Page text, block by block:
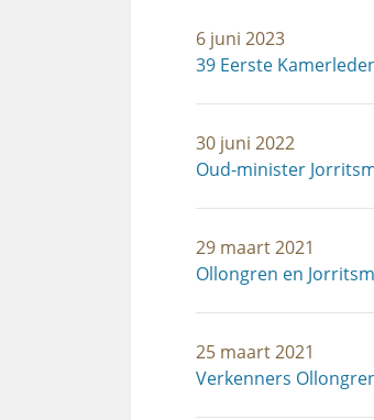
6 juni 2023
39 Eerste
30 juni 2022
Oud-minister
29 maart 2021
Ollongren en
25 maart 2021
Verkenners